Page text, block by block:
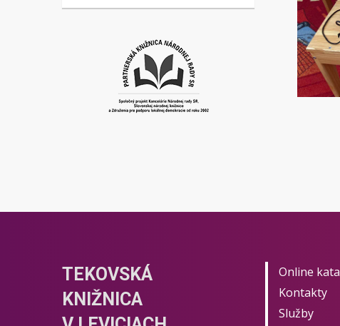
TEKOVSKÁ
KNIŽNICA
Online
Kontakty
Služby